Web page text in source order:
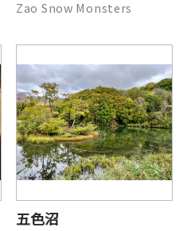
Zao Snow Monsters
五色沼